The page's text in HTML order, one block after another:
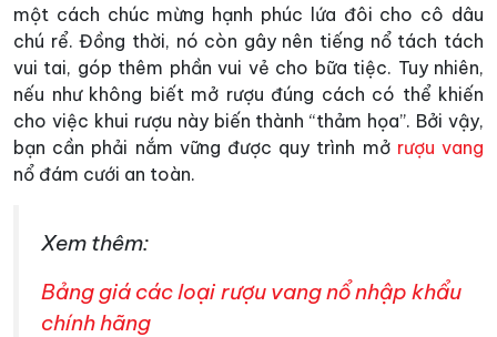
một cách chúc mừng hạnh phúc lứa đôi cho cô dâu
chú rể. Đồng thời, nó còn gây nên tiếng nổ tách tách
vui tai, góp thêm phần vui vẻ cho bữa tiệc. Tuy nhiên,
nếu như không biết mở rượu đúng cách có thể khiến
cho việc khui rượu này biến thành “thảm họa”. Bởi vậy,
bạn cần phải nắm vững được quy trình mở rượu vang
nổ đám cưới an toàn.
Xem thêm:
Bảng giá các loại rượu vang nổ nhập khẩu
chính hãng